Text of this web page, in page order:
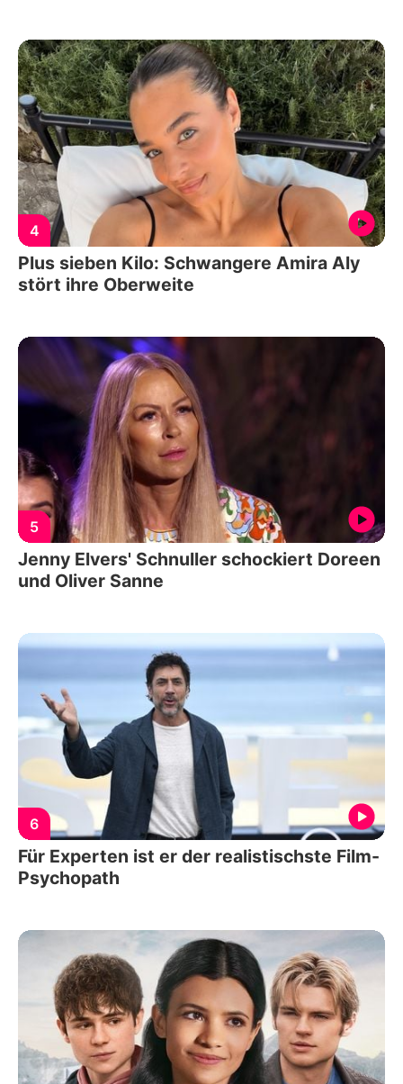
4
Plus sieben Kilo: Schwangere Amira Aly
stört ihre Oberweite
5
Jenny Elvers' Schnuller schockiert Doreen
und Oliver Sanne
6
Für Experten ist er der realistischste Film-
Psychopath